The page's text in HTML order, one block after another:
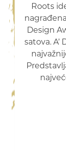
Roots
Design
satova.